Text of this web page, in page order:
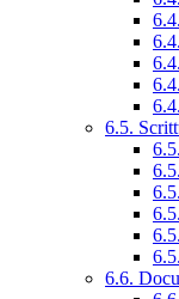
6.5.
6.6.